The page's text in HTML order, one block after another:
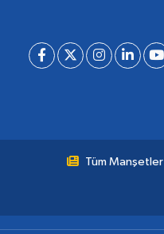
Tüm Manşetler